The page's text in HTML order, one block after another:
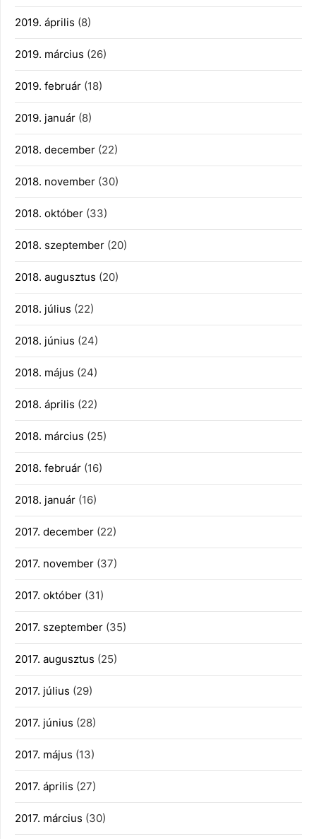
2019. április (8)
2019. március (26)
2019. február (18)
2019. január (8)
2018. december (22)
2018. november (30)
2018. október (33)
2018. szeptember (20)
2018. augusztus (20)
2018. július (22)
2018. június (24)
2018. május (24)
2018. április (22)
2018. március (25)
2018. február (16)
2018. január (16)
2017. december (22)
2017. november (37)
2017. október (31)
2017. szeptember (35)
2017. augusztus (25)
2017. július (29)
2017. június (28)
2017. május (13)
2017. április (27)
2017. március (30)